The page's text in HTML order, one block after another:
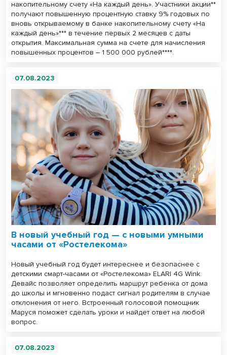
накопительному счету «На каждый день». Участники акции**
получают повышенную процентную ставку 9% годовых по
вновь открываемому в банке накопительному счету «На
каждый день»*** в течение первых 2 месяцев с даты
открытия. Максимальная сумма на счете для начисления
повышенных процентов – 1 500 000 рублей****.
07.08.2023
В новый учебный год — с новыми умными
часами от «Ростелекома»
Новый учебный год будет интереснее и безопаснее с
детскими смарт-часами от «Ростелекома» ELARI 4G Wink.
Девайс позволяет определить маршрут ребенка от дома
до школы и мгновенно подаст сигнал родителям в случае
отклонения от него. Встроенный голосовой помощник
Маруся поможет сделать уроки и найдет ответ на любой
вопрос.
07.08.2023